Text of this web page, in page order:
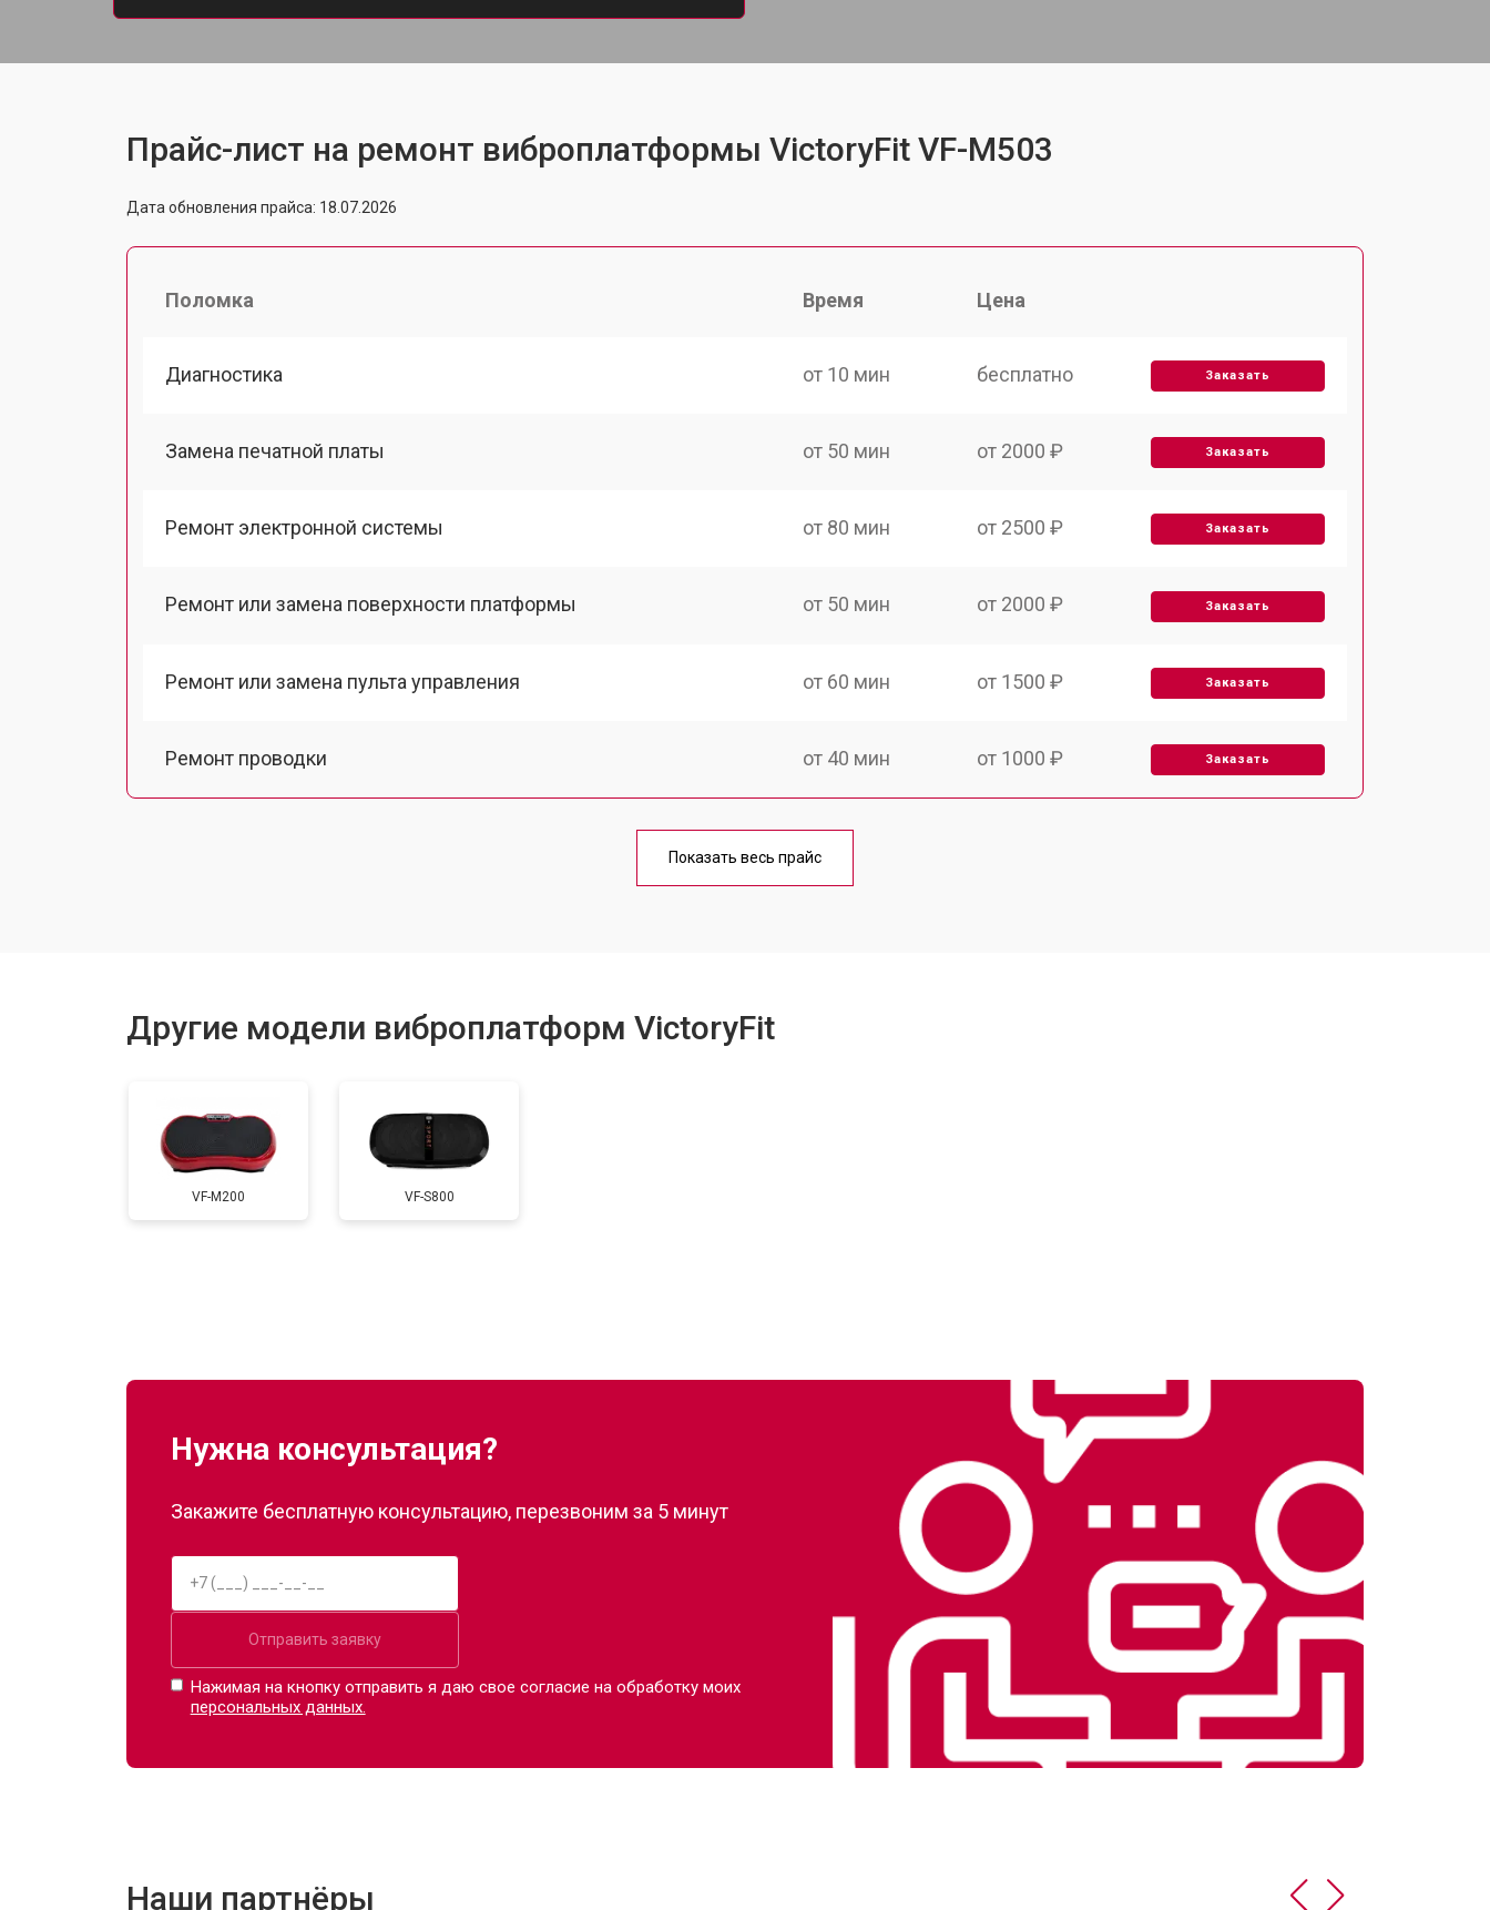
Прайс-лист на ремонт виброплатформы VictoryFit VF-M503
Дата обновления прайса: 18.07.2026
Поломка Время Цена
Диагностика от 10 мин бесплатно Заказать
Замена печатной платы от 50 мин от 2000 ₽ Заказать
Ремонт электронной системы от 80 мин от 2500 ₽ Заказать
Ремонт или замена поверхности платформы от 50 мин от 2000 ₽ Заказать
Ремонт или замена пульта управления от 60 мин от 1500 ₽ Заказать
Ремонт проводки от 40 мин от 1000 ₽ Заказать
от 60 мин
Ремонт или замена крепежных элементов
Показать весь прайс
Другие модели виброплатформ VictoryFit
VF-M200 VF-S800
Нужна консультация?
Закажите бесплатную консультацию, перезвоним за 5 минут
Отправить заявку
Нажимая на кнопку отправить я даю свое согласие на обработку моих
персональных данных.
Наши партнёры